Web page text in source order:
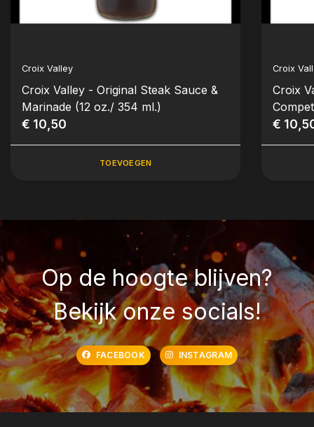
Croix Valley
Croix Valley - Original Steak Sauce &
Marinade (12 oz./ 354 ml.)
€ 10,50
TOEVOEGEN
Croix
Croix
ml.)
€
Op de hoogte blijven?
Bekijk onze socials!
FACEBOOK INSTAGRAM